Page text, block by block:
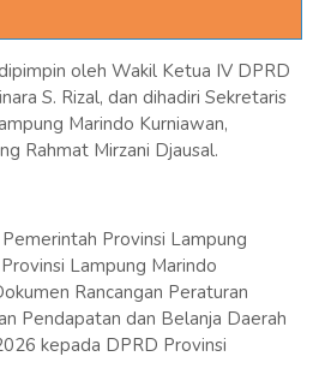
oleh Wakil Ketua IV DPRD
S. Rizal, dan dihadiri Sekretaris
Marindo Kurniawan,
Rahmat Mirzani Djausal.
Provinsi Lampung
Lampung Marindo
Rancangan Peraturan
Pendapatan dan Belanja Daerah
kepada DPRD Provinsi